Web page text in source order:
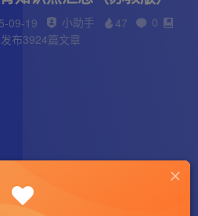
09-19 小助手 47
0
布3924篇文章